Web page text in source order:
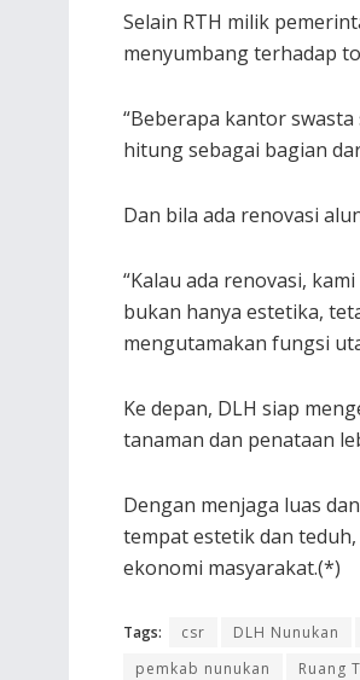
Selain RTH milik
menyumbang terhadap
“Beberapa kantor
hitung sebagai bagian
Dan bila ada renovasi
“Kalau ada renovasi,
bukan hanya estetika,
mengutamakan fungsi
Ke depan, DLH siap
tanaman dan penataan
Dengan menjaga luas
tempat estetik dan
ekonomi masyarakat.(*)
Tags: csr DLH Nunukan
pemkab nunukan
Ruang